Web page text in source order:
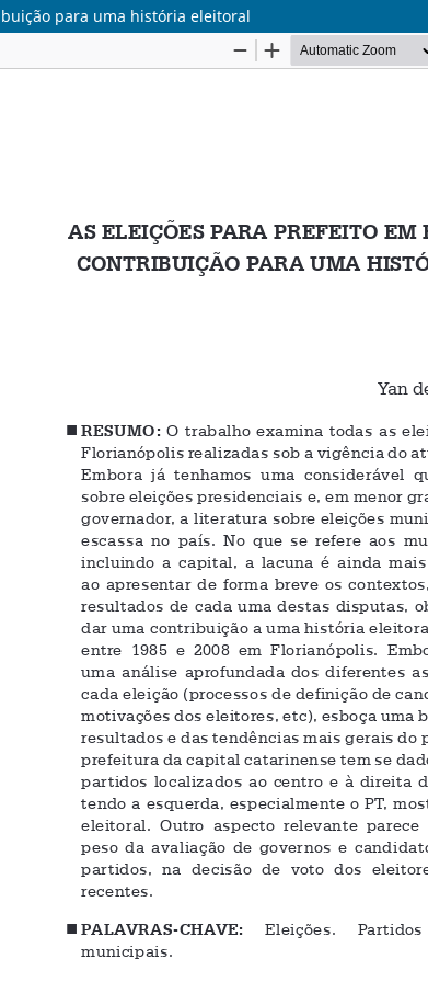
para uma história eleitoral